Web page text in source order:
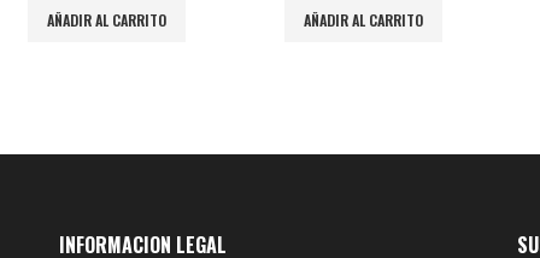
AL CARRITO AÑADIR AL CARRITO AÑADIR
INFORMACION LEGAL